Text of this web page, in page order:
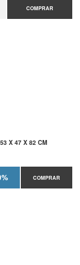
COMPRAR
X 47 X 82 CM
COMPRAR